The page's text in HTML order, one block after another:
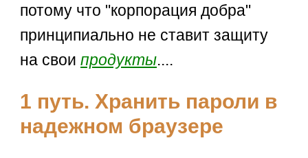
потому что "корпорация добра"
принципиально не ставит защиту
на своипродукты....
1 путь. Хранить пароли в
надежном браузере